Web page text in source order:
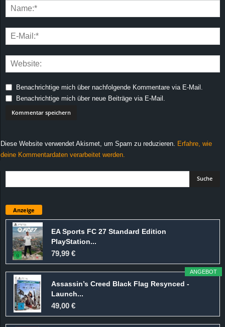
Benachrichtige mich über nachfolgende Kommentare via E-Mail.
Benachrichtige mich über neue Beiträge via E-Mail.
Diese Website verwendet Akismet, um Spam zu reduzieren. Erfahre, wie
deine Kommentardaten verarbeitet werden.
Anzeige
EA Sports FC 27 Standard Edition
PlayStation...
79,99 €
ANGEBOT
Assassin’s Creed Black Flag Resynced -
Launch...
49,00 €